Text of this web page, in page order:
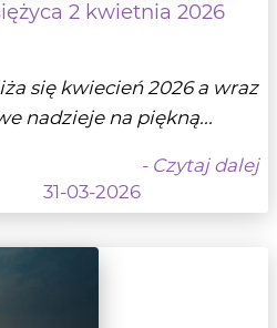
2 kwietnia 2026
się kwiecień 2026 a wraz
nadzieje na piękną...
- Czytaj dalej
31-03-2026